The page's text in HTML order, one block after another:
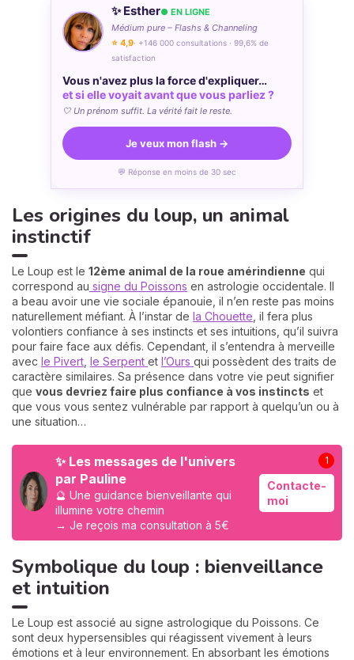
✨ Esther● EN LIGNE
Médium pure – Flashs & Channeling
⭐ 4,9· +146 000 consultations · 99,6% de
satisfaction
Vous n'avez plus la force d'expliquer…
et si elle voyait avant que vous parliez ?
🤍 Un prénom suffit. La vérité fait le reste.
Je veux mon flash →
💬 Réponse en moins de 30 sec
Les origines du loup, un animal
instinctif
Le Loup est le 12ème animal de la roue amérindienne qui
correspond au signe du Poissons en astrologie occidentale. Il
a beau avoir une vie sociale épanouie, il n’en reste pas moins
naturellement méfiant. À l’instar de la Chouette , il fera plus
volontiers confiance à ses instincts et ses intuitions, qu’il suivra
pour faire face aux défis. Cependant, il s’entendra à merveille
avec le Pivert le Serpent et l’Ours qui possèdent des traits de
caractère similaires. Sa présence dans votre vie peut signifier
que vous devriez faire plus confiance à vos instincts et
que vous vous sentez vulnérable par rapport à quelqu’un ou à
une situation…
✨ Les messages de l'univers
par Pauline
🔮 Une guidance bienveillante qui
illumine votre chemin
→ Je reçois ma consultation à 5€
Contacte-
moi
1
Symbolique du loup : bienveillance
et intuition
Le Loup est associé au signe astrologique du Poissons. Ce
sont deux hypersensibles qui réagissent vivement à leurs
émotions et à leur environnement. En absorbant les émotions